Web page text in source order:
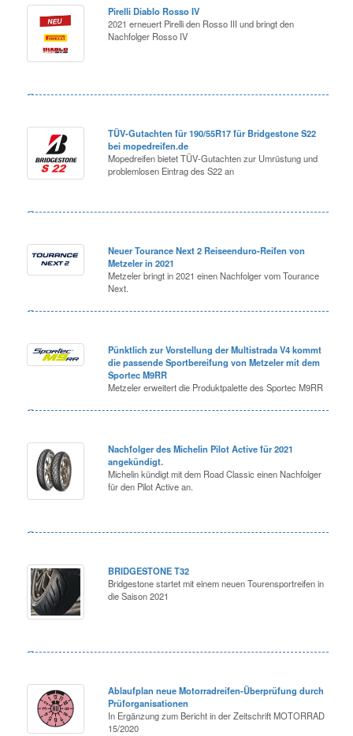
Pirelli Diablo Rosso IV
2021 erneuert Pirelli den Rosso III und bringt den
Nachfolger Rosso IV
TÜV-Gutachten für 190/55R17 für Bridgestone S22
bei mopedreifen.de
Mopedreifen bietet TÜV-Gutachten zur Umrüstung und
problemlosen Eintrag des S22 an
Neuer Tourance Next 2 Reiseenduro-Reifen von
Metzeler in 2021
Metzeler bringt in 2021 einen Nachfolger vom Tourance
Next.
Pünktlich zur Vorstellung der Multistrada V4 kommt
die passende Sportbereifung von Metzeler mit dem
Sportec M9RR
Metzeler erweitert die Produktpalette des Sportec M9RR
Nachfolger des Michelin Pilot Active für 2021
angekündigt.
Michelin kündigt mit dem Road Classic einen Nachfolger
für den Pilot Active an.
BRIDGESTONE T32
Bridgestone startet mit einem neuen Tourensportreifen in
die Saison 2021
Ablaufplan neue Motorradreifen-Überprüfung durch
Prüforganisationen
In Ergänzung zum Bericht in der Zeitschrift MOTORRAD
15/2020